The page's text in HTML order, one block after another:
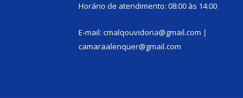
Horário de atendimento: 08:00 às 14:00
E-mail: cmalqouvidoria@gmail.com |
camaraalenquer@gmail.com